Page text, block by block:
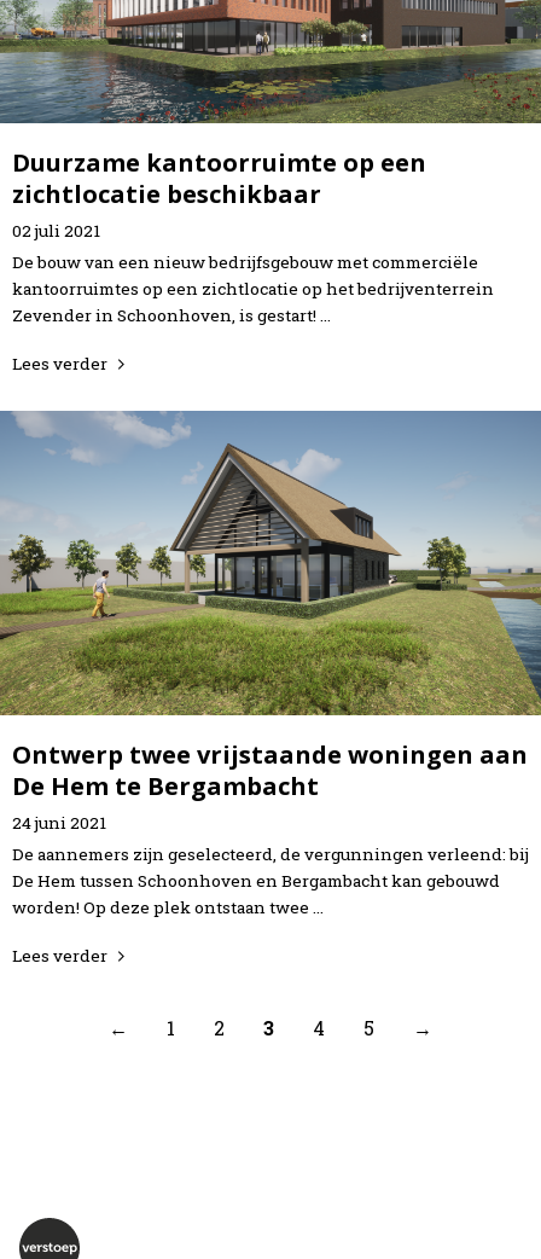
Duurzame kantoorruimte op een
zichtlocatie beschikbaar
02 juli2021
De bouw van een nieuw bedrijfsgebouw met commerciële
kantoorruimtes op een zichtlocatie op het bedrijventerrein
Zevender in Schoonhoven, is gestart! …
Lees verder
Ontwerp twee vrijstaande woningen aan
De Hem te Bergambacht
24juni2021
De aannemers zijn geselecteerd, de vergunningen verleend: bij
De Hem tussen Schoonhoven en Bergambacht kan gebouwd
worden! Op deze plek ontstaan twee …
Lees verder
← 1 2 3 4 5 →